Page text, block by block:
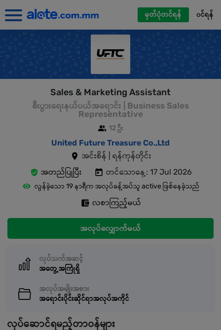
မှတ်ပုံတင်ရန် ၀င်ရန်
Sales & Marketing Assistant
စီးပွားရေးနယ်ပယ်အရောင်း | Business Sales
Representative
12 ဦး
United Future Treasure Co.,Ltd
အင်းစိန် | ရန်ကုန်တိုင်း
အတည်ပြုပြီး
တင်သောနေ့: 17 Jul 2026
လွန်ခဲ့သော 19 နာရီက အလုပ်ခန့်အပ်သူ active ဖြစ်နေခဲ့သည်
လစာကြည့်မယ်
အလုပ်လျှောက်မယ်
လုပ်သက်အဆင့်
အတွေ့အကြုံရှိ
အလုပ်အမျိုးအစား
အရောင်းပိုင်းဆိုင်ရာအလုပ်အကိုင်
လုပ်ဆောင်ရမည့်တာဝန်များ